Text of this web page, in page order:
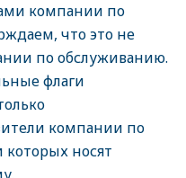
компании по
что это не
по обслуживанию.
флаги
компании по
носят